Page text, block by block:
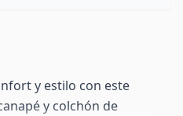
y estilo con este
y colchón de